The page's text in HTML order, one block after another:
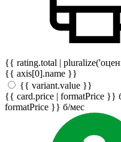
{{ rating.total |
{{ axis[0].name }}
{{ variant.value }}
{{ card.price | formatPrice }}
formatPrice }} б/мес